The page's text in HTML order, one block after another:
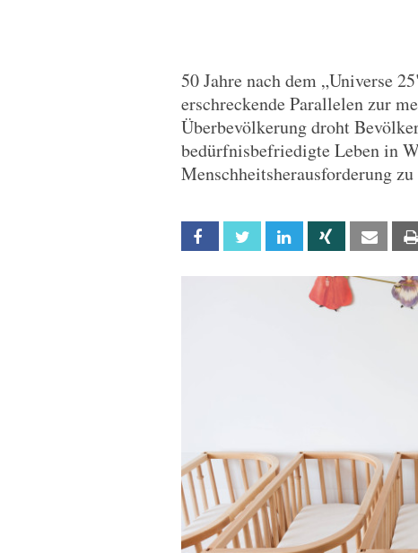
50 Jahre nach dem „Universe
erschreckende Parallelen zur
Überbevölkerung droht
bedürfnisbefriedigte Leben in
Menschheitsherausforderung zu
Facebook Twitter Linkedin Xing Email